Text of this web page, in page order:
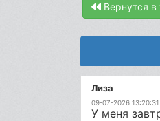
Вернутся в
Лиза
09-07-2026 13:20:31
У меня